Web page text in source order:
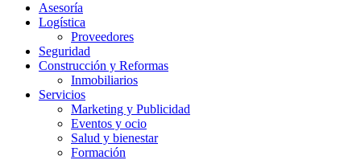
Asesoría
Logística
Proveedores
Seguridad
Construcción y Reformas
Inmobiliarios
Servicios
Marketing y Publicidad
Eventos y ocio
Salud y bienestar
Formación